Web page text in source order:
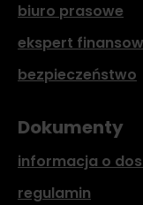
biuro prasowe
ekspert
bezpieczeństwo
Dokumenty
informacja o
regulamin